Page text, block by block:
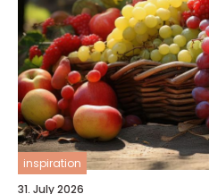
inspiration
31. July 2026